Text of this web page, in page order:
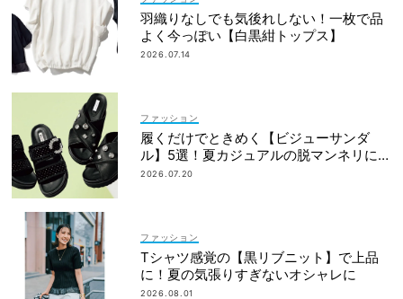
羽織りなしでも気後れしない！一枚で品
よく今っぽい【白黒紺トップス】
2026.07.14
ファッション
履くだけでときめく【ビジューサンダ
ル】5選！夏カジュアルの脱マンネリに効
果大
2026.07.20
ファッション
Tシャツ感覚の【黒リブニット】で上品
に！夏の気張りすぎないオシャレに
2026.08.01